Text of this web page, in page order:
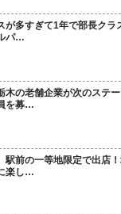
が多すぎて1年で部長クラ
パ…
木の老舗企業が次のステ
を募…
駅前の一等地限定で出店！
楽し…